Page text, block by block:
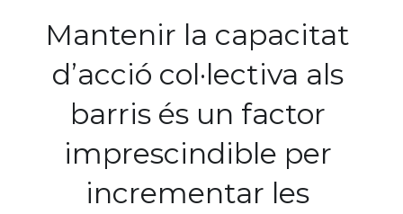
Subvencions i ajudes
Normativa aplicable
972 27 91 36
Mantenir la capacitat
d’acció col·lectiva als
barris és un factor
imprescindible per
incrementar les